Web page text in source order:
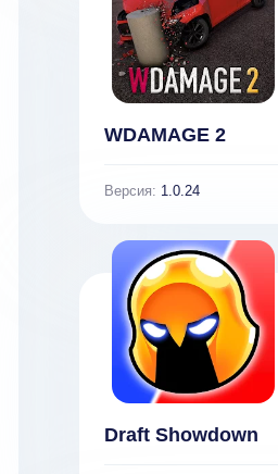
WDAMAGE 2
Версия: 1.0.24
Draft Showdown